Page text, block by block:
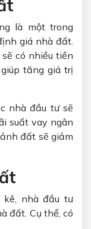
là một trong
giá nhà đất.
có nhiều tiền
tăng giá trị
nhà đầu tư sẽ
suất vay ngân
đất sẽ giảm
kê, nhà đầu tư
đất. Cụ thể, có